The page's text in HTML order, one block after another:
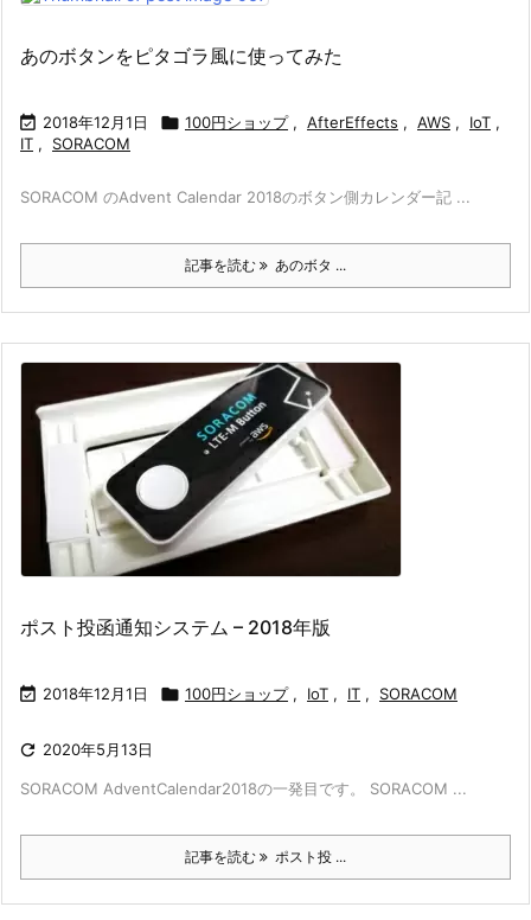
あのボタンをピタゴラ風に使ってみた
 2018年12月1日  100円ショップ , AfterEffects , AWS , IoT ,
IT , SORACOM
SORACOM のAdvent Calendar 2018のボタン側カレンダー記 ...
記事を読む あのボタ ...
ポスト投函通知システム – 2018年版
 2018年12月1日  100円ショップ , IoT , IT , SORACOM
 2020年5月13日
SORACOM AdventCalendar2018の一発目です。 SORACOM ...
記事を読む ポスト投 ...